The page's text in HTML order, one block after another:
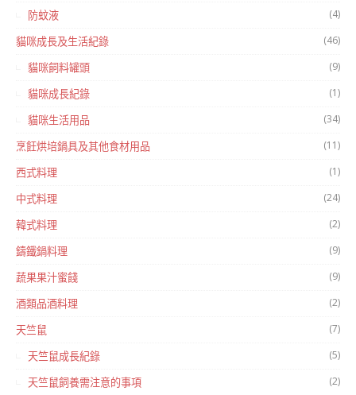
防蚊液 (4)
貓咪成長及生活紀錄 (46)
貓咪飼料罐頭 (9)
貓咪成長紀錄 (1)
貓咪生活用品 (34)
烹飪烘培鍋具及其他食材用品 (11)
西式料理 (1)
中式料理 (24)
韓式料理 (2)
鑄鐵鍋料理 (9)
蔬果果汁蜜餞 (9)
酒類品酒料理 (2)
天竺鼠 (7)
天竺鼠成長紀錄 (5)
天竺鼠飼養需注意的事項 (2)